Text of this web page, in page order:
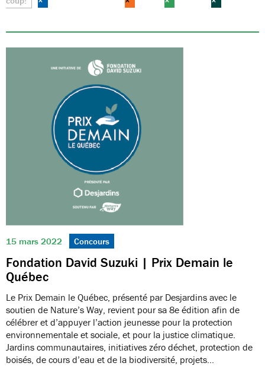
15 mars 2022 Concours
Fondation David Suzuki | Prix Demain le
Québec
Le Prix Demain le Québec, présenté par Desjardins avec le
soutien de Nature’s Way, revient pour sa 8e édition afin de
célébrer et d’appuyer l’action jeunesse pour la protection
environnementale et sociale, et pour la justice climatique.
Jardins communautaires, initiatives zéro déchet, protection de
boisés, de cours d’eau et de la biodiversité, projets…